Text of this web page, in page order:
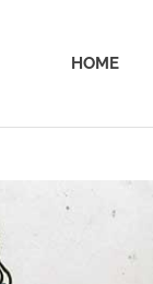
HOME